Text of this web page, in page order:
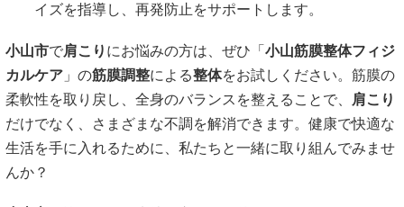
イズを指導し、再発防止をサポートします。
小山市で肩こり にお悩みの方は、ぜひ「 小山筋膜整体フィジ
カルケア 」の筋膜調整による整体をお試しください。筋膜の
柔軟性を取り戻し、全身のバランスを整えることで、
肩こり
だけでなく、さまざまな不調を解消できます。健康で快適な
生活を手に入れるために、私たちと一緒に取り組んでみませ
んか？